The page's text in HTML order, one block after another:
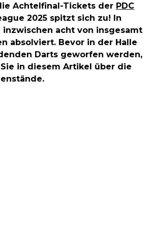
Achtelfinal-Tickets der PDC
2025 spitzt sich zu! In
inzwischen acht von insgesamt
absolviert. Bevor in der Halle
Darts geworfen werden,
in diesem Artikel über die